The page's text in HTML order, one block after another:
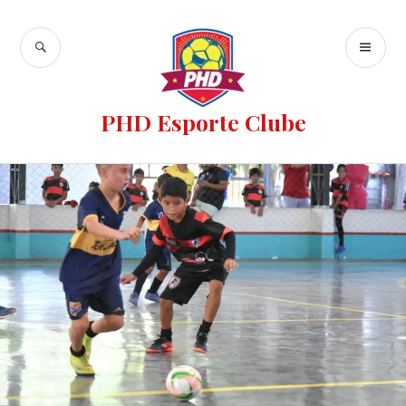
PHD Esporte Clube